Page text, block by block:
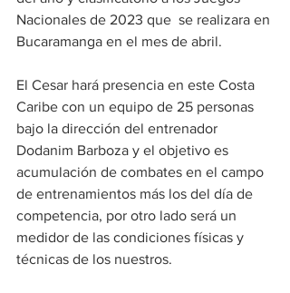
Nacionales de 2023 que  se realizara en
Bucaramanga en el mes de abril.
El Cesar hará presencia en este Costa
Caribe con un equipo de 25 personas
bajo la dirección del entrenador
Dodanim Barboza y el objetivo es
acumulación de combates en el campo
de entrenamientos más los del día de
competencia, por otro lado será un
medidor de las condiciones físicas y
técnicas de los nuestros.